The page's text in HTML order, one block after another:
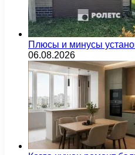
Плюсы и минусы
06.08.2026